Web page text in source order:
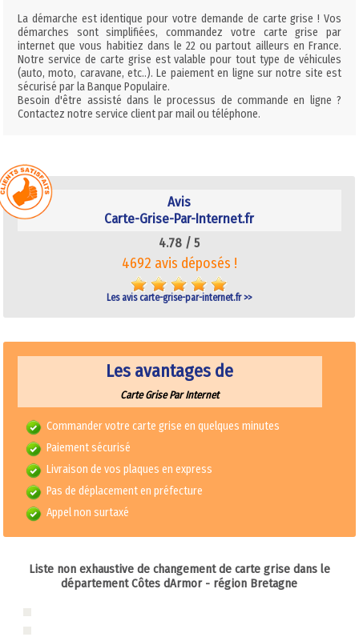
La démarche est identique pour votre demande de carte grise ! Vos
démarches sont simplifiées, commandez votre carte grise par
internet que vous habitiez dans le 22 ou partout ailleurs en France.
Notre service de carte grise est valable pour tout type de véhicules
(auto, moto, caravane, etc..). Le paiement en ligne sur notre site est
sécurisé par la Banque Populaire.
Besoin d'être assisté dans le processus de commande en ligne ?
Contactez notre service client par mail ou téléphone.
Avis
Carte-Grise-Par-Internet.fr
4.78 /5
4692 avis déposés !
Les avis carte-grise-par-internet.fr >>
Les avantages de
Carte Grise Par Internet
Commander votre carte grise en quelques minutes
Paiement sécurisé
Livraison de vos plaques en express
Pas de déplacement en préfecture
Appel non surtaxé
Liste non exhaustive de changement de carte grise dans le
départementCôtes dArmor- région Bretagne